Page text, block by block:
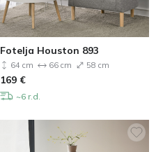
Fotelja Houston 893
64 cm 66 cm 58 cm
169 €
~6 r.d.